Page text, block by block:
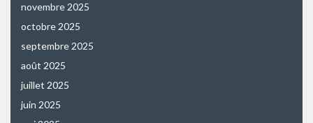
novembre 2025
octobre 2025
septembre 2025
août 2025
juillet 2025
juin 2025